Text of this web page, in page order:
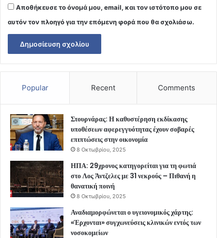
Αποθήκευσε το όνομά μου, email, και τον ιστότοπο μου σε
αυτόν τον πλοηγό για την επόμενη φορά που θα σχολιάσω.
Popular Recent Comments
Στουρνάρας: Η καθυστέρηση εκδίκασης
υποθέσεων αφερεγγυότητας έχουν σοβαρές
επιπτώσεις στην οικονομία
8 Οκτωβρίου, 2025
ΗΠΑ: 29χρονος κατηγορείται για τη φωτιά
στο Λος Άντζελες με 31 νεκρούς – Πιθανή η
θανατική ποινή
8 Οκτωβρίου, 2025
Αναδιαμορφώνεται ο υγειονομικός χάρτης:
«Έρχονται» συγχωνεύσεις κλινικών εντός των
νοσοκομείων